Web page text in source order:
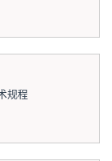
规程